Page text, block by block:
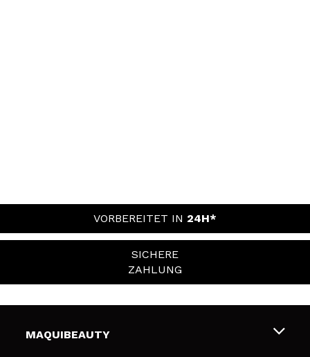
VORBEREITET IN 24H*
SICHERE
ZAHLUNG
MAQUIBEAUTY